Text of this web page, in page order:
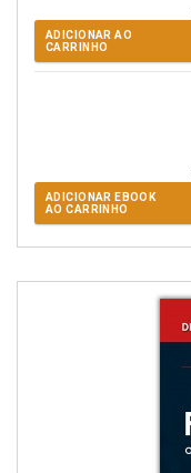
ADICIONAR AO
CARRINHO
ADICIONAR EBOOK
AO CARRINHO